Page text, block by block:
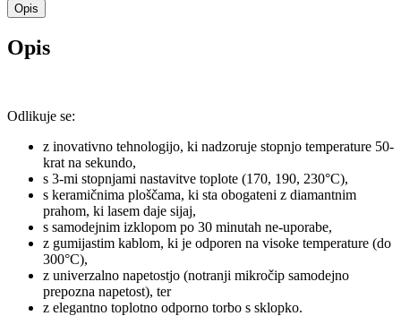
Opis
Opis
Odlikuje se:
z inovativno tehnologijo, ki nadzoruje stopnjo temperature 50-
krat na sekundo,
s 3-mi stopnjami nastavitve toplote (170, 190, 230°C),
s keramičnima ploščama, ki sta obogateni z diamantnim
prahom, ki lasem daje sijaj,
s samodejnim izklopom po 30 minutah ne-uporabe,
z gumijastim kablom, ki je odporen na visoke temperature (do
300°C),
z univerzalno napetostjo (notranji mikročip samodejno
prepozna napetost), ter
z elegantno toplotno odporno torbo s sklopko.